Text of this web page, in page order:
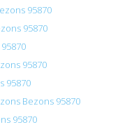
95870
95870
95870
95870
Bezons 95870
95870